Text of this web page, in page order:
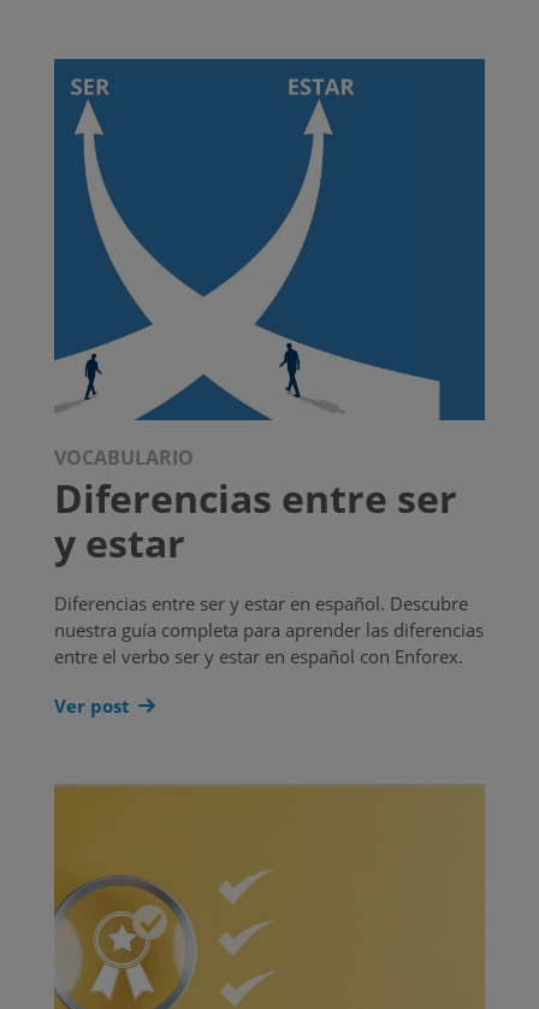
VOCABULARIO
Diferencias entre ser
y estar
Diferencias entre ser y estar en español. Descubre
nuestra guía completa para aprender las diferencias
entre el verbo ser y estar en español con Enforex.
Ver post